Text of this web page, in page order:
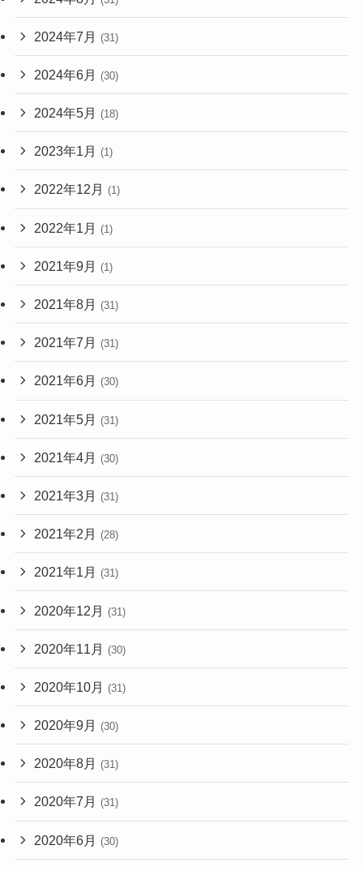
2024年7月 (31)
2024年6月 (30)
2024年5月 (18)
2023年1月 (1)
2022年12月 (1)
2022年1月 (1)
2021年9月 (1)
2021年8月 (31)
2021年7月 (31)
2021年6月 (30)
2021年5月 (31)
2021年4月 (30)
2021年3月 (31)
2021年2月 (28)
2021年1月 (31)
2020年12月 (31)
2020年11月 (30)
2020年10月 (31)
2020年9月 (30)
2020年8月 (31)
2020年7月 (31)
2020年6月 (30)